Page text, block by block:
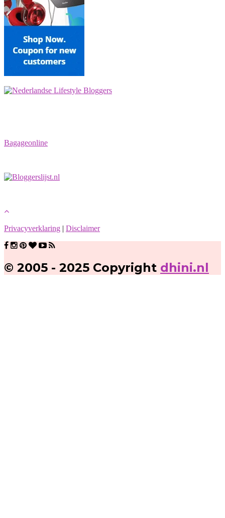
Bagageonline
Privacyverklaring | Disclaimer
© 2005 - 2025 Copyright dhini.nl